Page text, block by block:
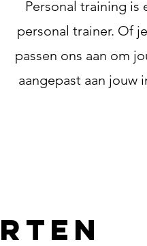
Personal training is
personal trainer. Of
passen ons aan om
aangepast aan jouw